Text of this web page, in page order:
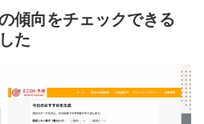
傾向をチェックできる
た